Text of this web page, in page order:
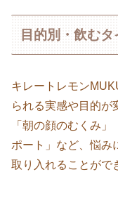
目的別・飲む
キレートレモン
られる実感や目的が
「朝の顔のむくみ
ポート」など、悩み
取り入れることがで